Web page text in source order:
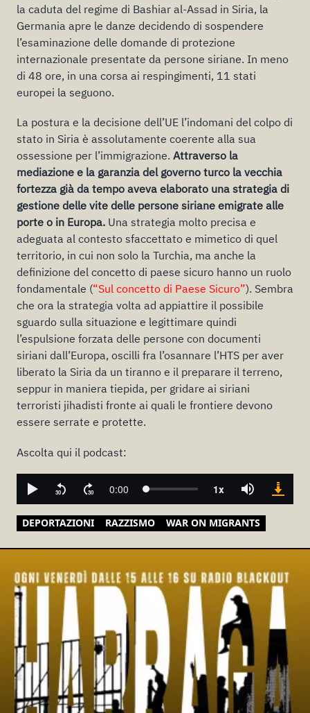
la caduta del regime di Bashiar al-Assad in Siria, la
Germania apre le danze decidendo di sospendere
l’esaminazione delle domande di protezione
internazionale presentate da persone siriane. In meno
di 48 ore, in una corsa ai respingimenti, 11 stati
europei la seguono.
La postura e la decisione dell’UE l’indomani del colpo di
stato in Siria è assolutamente coerente alla sua
ossessione per l’immigrazione. Attraverso la
mediazione e la garanzia del governo turco la vecchia
fortezza già da tempo aveva elaborato una strategia di
gestione delle vite delle persone siriane emigrate alle
porte o in Europa. Una strategia molto precisa e
adeguata al contesto sfaccettato e mimetico di quel
territorio, in cui non solo la Turchia, ma anche la
definizione del concetto di paese sicuro hanno un ruolo
fondamentale (“Sul concetto di Paese Sicuro”). Sembra
che ora la strategia volta ad appiattire il possibile
sguardo sulla situazione e legittimare quindi
l’espulsione forzata delle persone con documenti
siriani dall’Europa, oscilli fra l’osannare l’HTS per aver
liberato la Siria da un tiranno e il preparare il terreno,
seppur in maniera tiepida, per gridare ai siriani
terroristi jihadisti fronte ai quali le frontiere devono
essere serrate e protette.
Ascolta qui il podcast:
DEPORTAZIONI RAZZISMO WAR ON MIGRANTS